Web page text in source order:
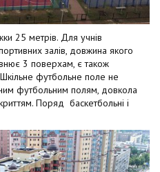
25 метрів. Для учнів
залів, довжина якого
3 поверхам, є також
футбольне поле не
футбольним полям, довкола
Поряд баскетбольні і